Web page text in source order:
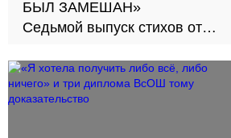
БЫЛ ЗАМЕШАН»
Седьмой выпуск стихов от